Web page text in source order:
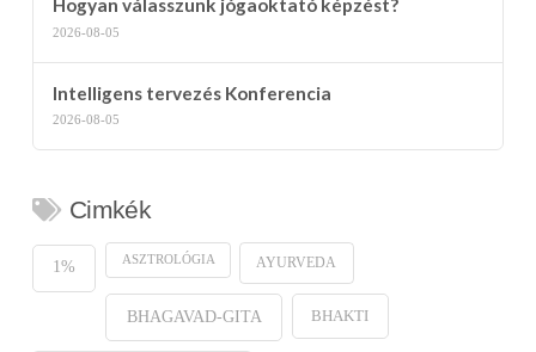
Hogyan válasszunk jógaoktató képzést?
2026-08-05
Intelligens tervezés Konferencia
2026-08-05
Cimkék
1% ASZTROLÓGIA AYURVEDA
BHAGAVAD-GITA BHAKTI